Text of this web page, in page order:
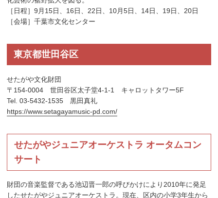
［日程］9月15日、16日、22日、10月5日、14日、19日、20日
［会場］千葉市文化センター
東京都世田谷区
せたがや文化財団
〒154-0004 世田谷区太子堂4-1-1 キャロットタワー5F
Tel. 03-5432-1535 黒田真礼
https://www.setagayamusic-pd.com/
せたがやジュニアオーケストラ オータムコン
サート
財団の音楽監督である池辺晋一郎の呼びかけにより2010年に発足
したせたがやジュニアオーケストラ。現在、区内の小学3年生から